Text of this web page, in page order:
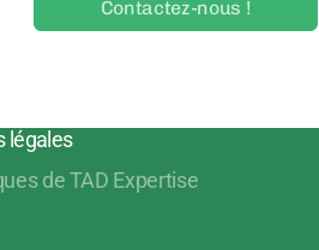
Contactez-nous !
légales
de TAD Expertise